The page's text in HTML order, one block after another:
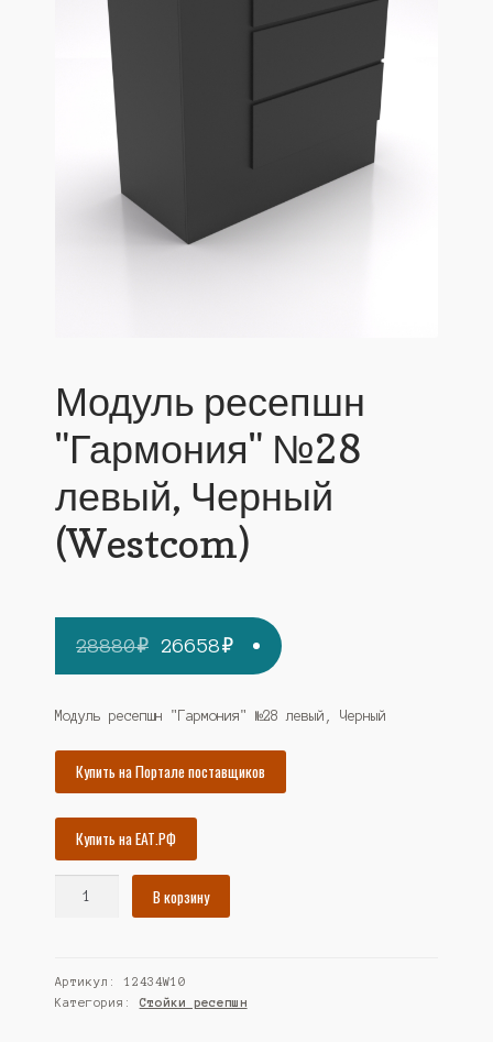
Модуль ресепшн
"Гармония" №28
левый, Черный
(Westcom)
28880₽ Первоначальная
цена
составляла
28880₽.
26658₽Текущая
цена:
26658₽.
Модуль ресепшн "Гармония" №28 левый, Черный
Купить на Портале поставщиков
Купить на ЕАТ.РФ
"Гармония"
№28
В корзину
Артикул:12434W10
Категория: Стойки ресепшн